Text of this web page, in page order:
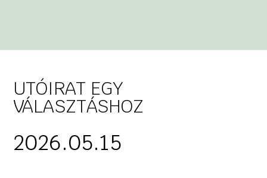
UTÓIRAT EGY
VÁLASZTÁSHOZ
2026.05.15